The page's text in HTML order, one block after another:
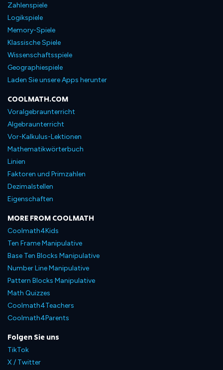
Zahlenspiele
Logikspiele
Memory-Spiele
Klassische Spiele
Wissenschaftsspiele
Geographiespiele
Laden Sie unsere Apps herunter
COOLMATH.COM
Voralgebraunterricht
Algebraunterricht
Vor-Kalkulus-Lektionen
Mathematikwörterbuch
Linien
Faktoren und Primzahlen
Dezimalstellen
Eigenschaften
MORE FROM COOLMATH
Coolmath4Kids
Ten Frame Manipulative
Base Ten Blocks Manipulative
Number Line Manipulative
Pattern Blocks Manipulative
Math Quizzes
Coolmath4Teachers
Coolmath4Parents
Folgen Sie uns
TikTok
X / Twitter